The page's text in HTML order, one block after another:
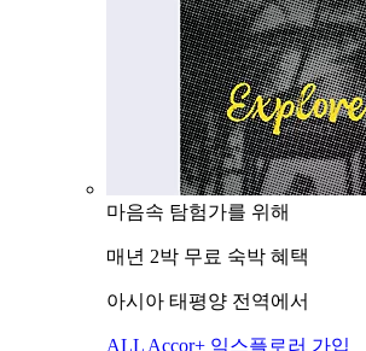
마음속 탐험가를 위해
매년 2박 무료 숙박 혜택
아시아 태평양 전역에서
ALL Accor+ 익스플로러 가입